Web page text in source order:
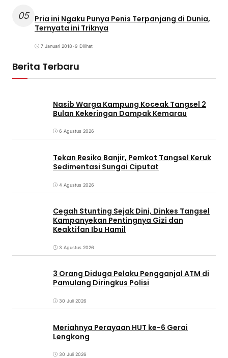
05 Pria ini Ngaku Punya Penis Terpanjang di Dunia,
Ternyata ini Triknya
7 Januari 2018•9 Dilihat
Berita Terbaru
Nasib Warga Kampung Koceak Tangsel 2
Bulan Kekeringan Dampak Kemarau
6 Agustus 2026
Tekan Resiko Banjir, Pemkot Tangsel Keruk
Sedimentasi Sungai Ciputat
4 Agustus 2026
Cegah Stunting Sejak Dini, Dinkes Tangsel
Kampanyekan Pentingnya Gizi dan
Keaktifan Ibu Hamil
3 Agustus 2026
3 Orang Diduga Pelaku Pengganjal ATM di
Pamulang Diringkus Polisi
30 Juli 2026
Meriahnya Perayaan HUT ke-6 Gerai
Lengkong
30 Juli 2026